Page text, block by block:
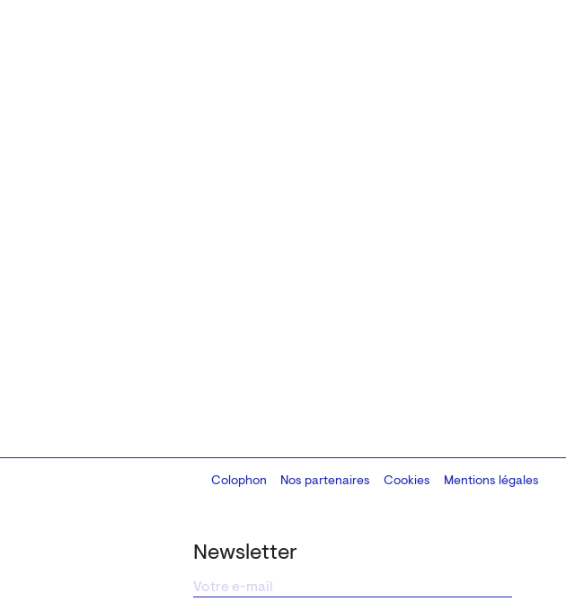
Newsletter
Colophon
Design:Marcel Kaczmarek, code:8080.studio
Nos partenaires Cookies Mentions légales